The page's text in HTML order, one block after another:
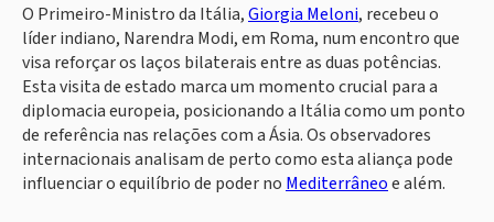
O Primeiro-Ministro da Itália,Giorgia Meloni, recebeu o
líder indiano, Narendra Modi, em Roma, num encontro que
visa reforçar os laços bilaterais entre as duas potências.
Esta visita de estado marca um momento crucial para a
diplomacia europeia, posicionando a Itália como um ponto
de referência nas relações com a Ásia. Os observadores
internacionais analisam de perto como esta aliança pode
influenciar o equilíbrio de poder no Mediterrâneoe além.